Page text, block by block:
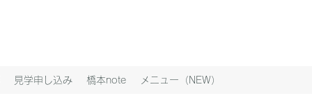
見学申し込み 橋本note メニュー（NEW）